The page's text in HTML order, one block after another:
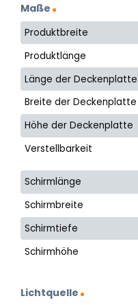
Maße
Produktbreite
Produktlänge
Länge der Deckenplatte
Breite der Deckenplatte
Höhe der Deckenplatte
Verstellbarkeit
Schirmlänge
Schirmbreite
Schirmtiefe
Schirmhöhe
Lichtquelle